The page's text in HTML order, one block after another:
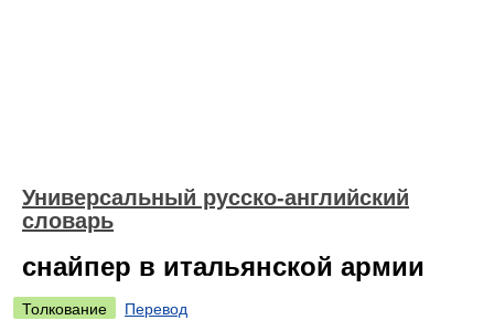
Универсальный русско-английский
словарь
снайпер в итальянской армии
Толкование
Перевод